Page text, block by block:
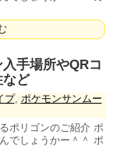
入手場所やQRコ
など
プ, ポケモンサンムー
ポリゴンのご紹介 ポ
でしょうかー＾＾ ポ